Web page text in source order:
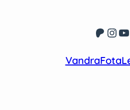
Patreon